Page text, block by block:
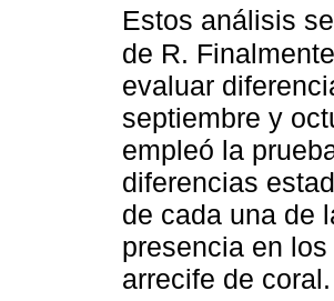
Estos análisis
de R.
evaluar
septiembre y
empleó la
diferencias
de cada una de
presencia en
arrecife de coral.